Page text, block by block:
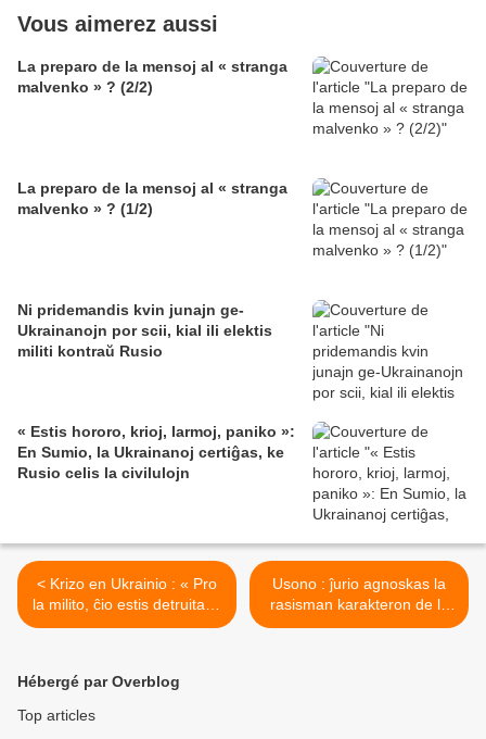
Vous aimerez aussi
La preparo de la mensoj al « stranga
malvenko » ? (2/2)
La preparo de la mensoj al « stranga
malvenko » ? (1/2)
Ni pridemandis kvin junajn ge-
Ukrainanojn por scii, kial ili elektis
militi kontraŭ Rusio
« Estis hororo, krioj, larmoj, paniko »:
En Sumio, la Ukrainanoj certiĝas, ke
Rusio celis la civilulojn
< Krizo en Ukrainio : « Pro
la milito, ĉio estis detruita »,
rakontas fiŝkaptisto de la
Usono : ĵurio agnoskas la
rasisman karakteron de la
murdo de la nigrula
Hébergé par Overblog
Top articles